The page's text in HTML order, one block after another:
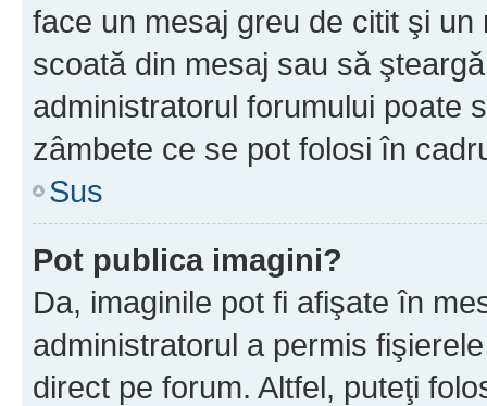
face un mesaj greu de citit şi
scoată din mesaj sau să
administratorul forumului poate
zâmbete ce se pot folosi în
Sus
Pot publica imagini?
Da, imaginile pot fi afişate în
administratorul a permis
direct pe forum. Altfel, puteţi